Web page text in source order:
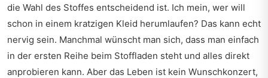
die Wahl des Stoffes entscheidend ist. Ich mein, wer will
schon in einem kratzigen Kleid herumlaufen? Das kann echt
nervig sein. Manchmal wünscht man sich, dass man einfach
in der ersten Reihe beim Stoffladen steht und alles direkt
anprobieren kann. Aber das Leben ist kein Wunschkonzert,